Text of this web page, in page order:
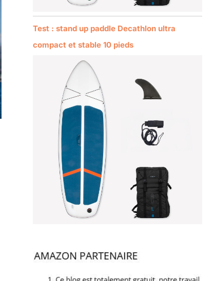
Test : stand up paddle Decathlon ultra
compact et stable 10 pieds